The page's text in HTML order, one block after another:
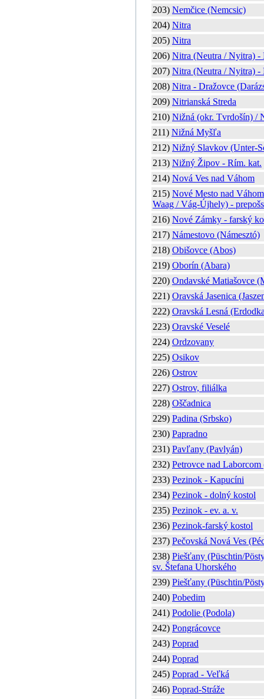
203) Nemčice (Nemcsic)
204) Nitra
205) Nitra
206) Nitra (Neutra / Nyitra) -
207) Nitra (Neutra / Nyitra) -
208) Nitra - Dražovce
209) Nitrianská Streda
210) Nižná (okr. Tvrdošín) /
211) Nižná Myšľa
212) Nižný Slavkov (Unter-
213) Nižný Žipov - Rím. kat.
214) Nová Ves nad Váhom
215) Nové Mesto nad
Waag / Vág-Újhely) -
216) Nové Zámky - farský
217) Námestovo (Námesztó)
218) Obišovce (Abos)
219) Oborín (Abara)
220) Ondavské Matiašovce
221) Oravská Jasenica
222) Oravská Lesná
223) Oravské Veselé
224) Ordzovany
225) Osikov
226) Ostrov
227) Ostrov, filiálka
228) Oščadnica
229) Padina (Srbsko)
230) Papradno
231) Pavľany (Pavlyán)
232) Petrovce nad
233) Pezinok - Kapucíni
234) Pezinok - dolný kostol
235) Pezinok - ev. a. v.
236) Pezinok-farský kostol
237) Pečovská Nová Ves
238) Piešťany (Püschtin/
sv. Štefana Uhorského
239) Piešťany (Püschtin/
240) Pobedim
241) Podolie (Podola)
242) Pongrácovce
243) Poprad
244) Poprad
245) Poprad - Veľká
246) Poprad-Stráže